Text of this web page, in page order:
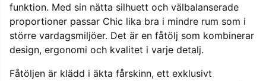
funktion. Med sin nätta silhuett och välbalanserade
proportioner passar Chic lika bra i mindre rum som i
större vardagsmiljöer. Det är en fåtölj som kombinerar
design, ergonomi och kvalitet i varje detalj.
Fåtöljen är klädd i äkta fårskinn, ett exklusivt